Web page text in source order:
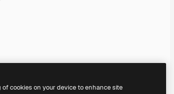
cookies on your device to enhance site